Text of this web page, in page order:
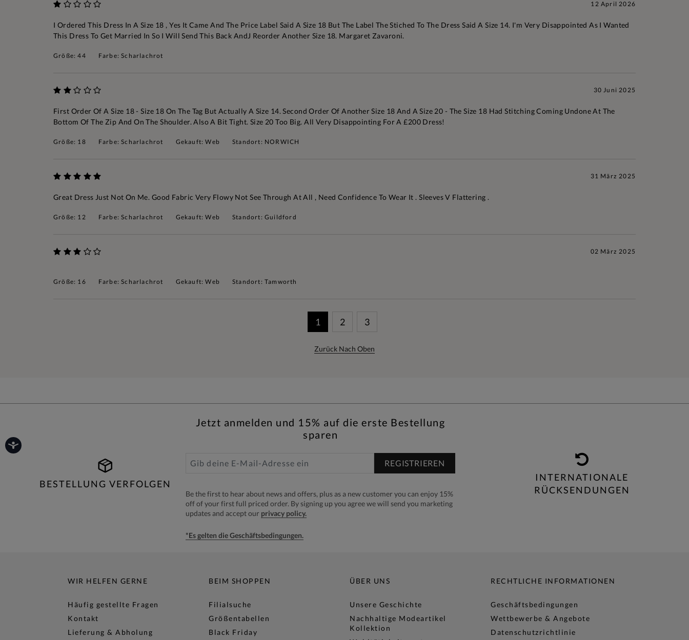
12 April 2026
I Ordered This Dress In A Size 18 , Yes It Came And The Price Label Said A Size 18 But The Label The Stiched To The Dress Said A Size 14. I'm Very Disappointed As I Wanted
This Dress To Get Married In So I Will Send This Back AndJ Reorder Another Size 18. Margaret Zavaroni.
Größe: 44 Farbe: Scharlachrot
30 Juni 2025
First Order Of A Size 18 - Size 18 On The Tag But Actually A Size 14. Second Order Of Another Size 18 And A Size 20 - The Size 18 Had Stitching Coming Undone At The
Bottom Of The Zip And On The Shoulder. Also A Bit Tight. Size 20 Too Big. All Very Disappointing For A £200 Dress!
Größe: 18 Farbe: Scharlachrot Gekauft: Web Standort: NORWICH
31 März 2025
Great Dress Just Not On Me. Good Fabric Very Flowy Not See Through At All , Need Confidence To Wear It . Sleeves V Flattering .
Größe: 12 Farbe: Scharlachrot Gekauft: Web Standort: Guildford
02 März 2025
Größe: 16 Farbe: Scharlachrot Gekauft: Web Standort: Tamworth
1 2 3
Zurück Nach Oben
BESTELLUNG VERFOLGEN
Jetzt anmelden und 15% auf die erste Bestellung
sparen
REGISTRIEREN
Be the first to hear about news and offers, plus as a new customer you can enjoy 15%
off of your first full priced order. By signing up you agree we will send you marketing
updates and accept our privacy policy.
*Es gelten die Geschäftsbedingungen.
INTERNATIONALE
RÜCKSENDUNGEN
WIR HELFEN GERNE
Häufig gestellte Fragen
Kontakt
Lieferung & Abholung
BEIM SHOPPEN
Filialsuche
Größentabellen
Black Friday
ÜBER UNS
Unsere Geschichte
Nachhaltige Modeartikel
Kollektion
RECHTLICHE INFORMATIONEN
Geschäftsbedingungen
Wettbewerbe & Angebote
Datenschutzrichtlinie